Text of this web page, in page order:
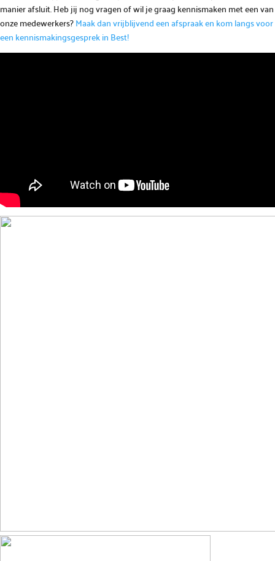
manier afsluit. Heb jij nog vragen of wil je graag kennismaken met een van
onze medewerkers?Maak dan vrijblijvend een afspraak en kom langs voor
een kennismakingsgesprek in Best!